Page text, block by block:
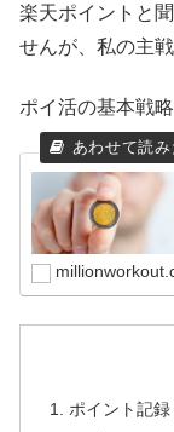
楽天ポイントと
せんが、私の主
ポイ活の基本戦
ポイント記録